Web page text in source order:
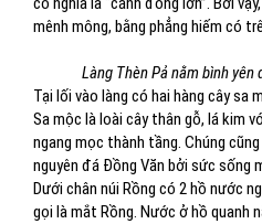
mênh mông, bằng phẳng hiếm có
Làng Thèn Pả nằm bình yên
Tại lối vào làng có hai hàng cây sa
Sa mộc là loài cây thân gỗ, lá kim
ngang mọc thành tầng. Chúng
nguyên đá Đồng Văn bởi sức sống
Dưới chân núi Rồng có 2 hồ nước
gọi là mắt Rồng. Nước ở hồ quanh